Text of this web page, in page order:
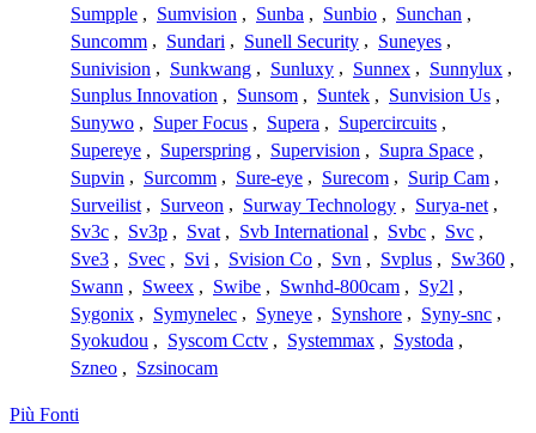
Sumpple , Sumvision , Sunba , Sunbio , Sunchan ,
Suncomm , Sundari , Sunell Security , Suneyes ,
Sunivision , Sunkwang , Sunluxy , Sunnex , Sunnylux ,
Sunplus Innovation , Sunsom , Suntek , Sunvision Us ,
Sunywo , Super Focus , Supera , Supercircuits ,
Supereye , Superspring , Supervision , Supra Space ,
Supvin , Surcomm , Sure-eye , Surecom , Surip Cam ,
Surveilist , Surveon , Surway Technology , Surya-net ,
Sv3c , Sv3p , Svat , Svb International , Svbc , Svc ,
Sve3 , Svec , Svi , Svision Co , Svn , Svplus , Sw360 ,
Swann , Sweex , Swibe , Swnhd-800cam , Sy2l ,
Sygonix , Symynelec , Syneye , Synshore , Syny-snc ,
Syokudou , Syscom Cctv , Systemmax , Systoda ,
Szneo , Szsinocam
Più Fonti